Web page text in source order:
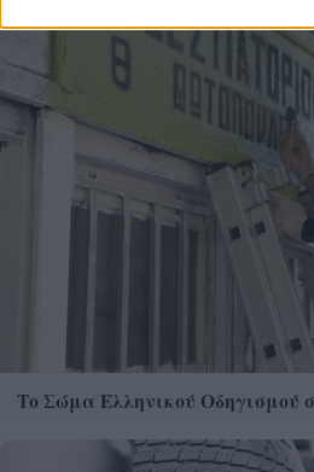
Το Σώμα Ελληνικού Οδηγισμού